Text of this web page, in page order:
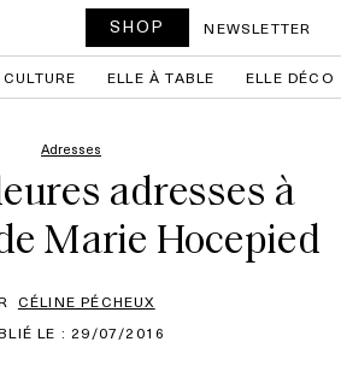
SHOP NEWSLETTER
CULTURE ELLE À TABLE ELLE DÉCO
Adresses
adresses à
Marie Hocepied
CÉLINE PÉCHEUX
LE : 29/07/2016